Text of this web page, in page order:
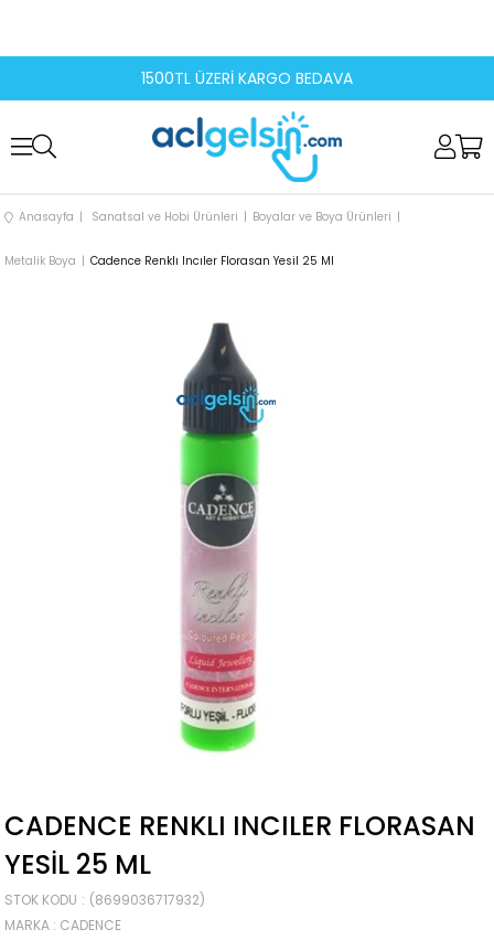
1500TL ÜZERİ KARGO BEDAVA
Anasayfa Sanatsal ve Hobi Ürünleri Boyalar ve Boya Ürünleri
Metalik Boya Cadence Renklı Incıler Florasan Yesil 25 Ml
CADENCE RENKLI INCILER FLORASAN
YESIL 25 ML
STOK KODU
(8699036717932)
MARKA : CADENCE